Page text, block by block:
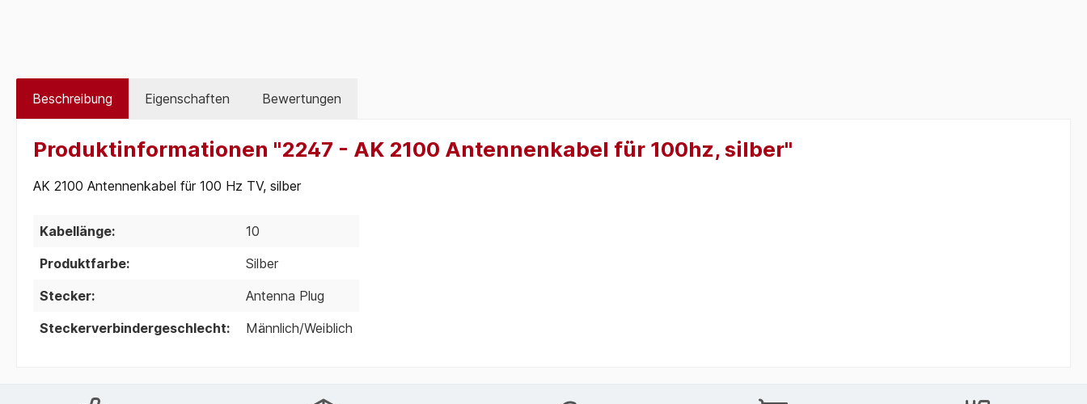
Beschreibung Eigenschaften Bewertungen
Produktinformationen "2247 - AK 2100 Antennenkabel für 100hz, silber"
AK 2100 Antennenkabel für 100 Hz TV, silber
Kabellänge:
10
Produktfarbe:
Silber
Stecker:
Antenna Plug
Steckerverbindergeschlecht:
Männlich/Weiblich